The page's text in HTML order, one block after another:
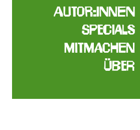
Autor:innen
Specials
Mitmachen
Über